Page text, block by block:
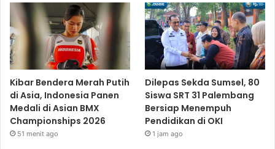
Kibar Bendera Merah Putih
di Asia, Indonesia Panen
Medali di Asian BMX
Championships 2026
51 menit ago
Dilepas Sekda Sumsel, 80
Siswa SRT 31 Palembang
Bersiap Menempuh
Pendidikan di OKI
1 jam ago